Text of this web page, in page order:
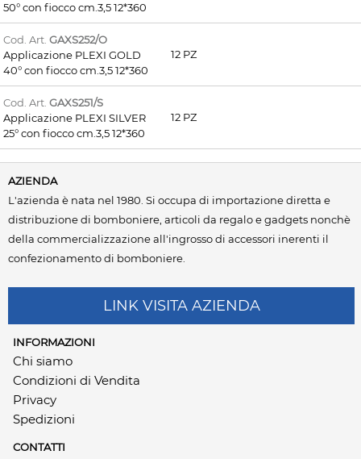
50° con fiocco cm.3,5 12*360
Cod. Art. GAXS252/O
Applicazione PLEXI GOLD
40° con fiocco cm.3,5 12*360
12 PZ
Cod. Art. GAXS251/S
Applicazione PLEXI SILVER
25° con fiocco cm.3,5 12*360
12 PZ
AZIENDA
L'azienda è nata nel 1980. Si occupa di importazione diretta e
distribuzione di bomboniere, articoli da regalo e gadgets nonchè
della commercializzazione all'ingrosso di accessori inerenti il
confezionamento di bomboniere.
LINK VISITA AZIENDA
INFORMAZIONI
Chi siamo
Condizioni di Vendita
Privacy
Spedizioni
CONTATTI